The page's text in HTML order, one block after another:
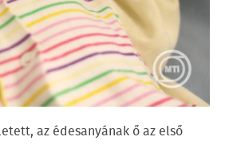
az édesanyának ő az első